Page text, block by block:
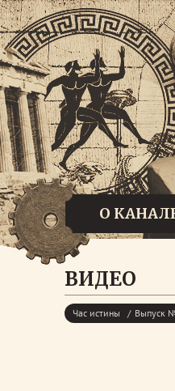
О
ВИДЕО
Час истины Выпуск